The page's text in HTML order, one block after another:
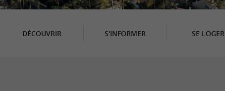
DÉCOUVRIR S'INFORMER SE LOGER